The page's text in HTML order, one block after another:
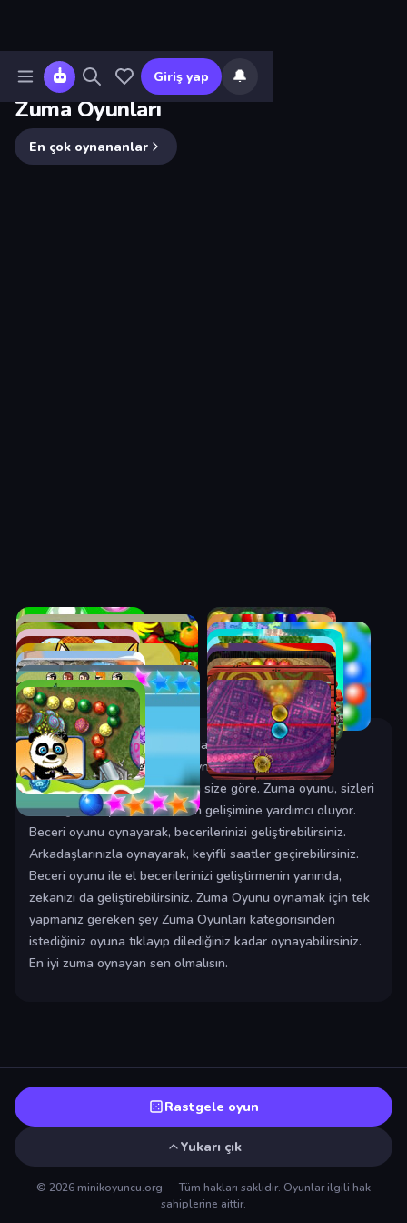
Giriş yap 🔔
Oyunlar›Zuma Oyunları
Zuma Oyunları
En çok oynananlar
Minikoyuncu.org ekibi tarafından sizler için hazırlanan
muhteşem Zuma oyunlarını oynamak size ve
arkadaşlarınızla yarışmak tam size göre. Zuma oyunu, sizleri
hem eğlendiriyor hem de zihin gelişimine yardımcı oluyor.
Beceri oyunu oynayarak, becerilerinizi geliştirebilirsiniz.
Arkadaşlarınızla oynayarak, keyifli saatler geçirebilirsiniz.
Beceri oyunu ile el becerilerinizi geliştirmenin yanında,
zekanızı da geliştirebilirsiniz. Zuma Oyunu oynamak için tek
yapmanız gereken şey Zuma Oyunları kategorisinden
istediğiniz oyuna tıklayıp dilediğiniz kadar oynayabilirsiniz.
En iyi zuma oynayan sen olmalısın.
Rastgele oyun
Yukarı çık
© 2026 minikoyuncu.org — Tüm hakları saklıdır. Oyunlar ilgili hak
sahiplerine aittir.